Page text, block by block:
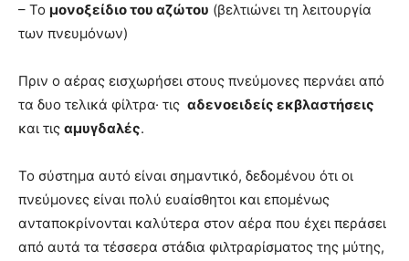
– Το μονοξείδιο του αζώτου (βελτιώνει τη λειτουργία
των πνευμόνων)
Πριν ο αέρας εισχωρήσει στους πνεύμονες περνάει από
τα δυο τελικά φίλτρα· τις αδενοειδείς εκβλαστήσεις
και τις αμυγδαλές.
Το σύστημα αυτό είναι σημαντικό, δεδομένου ότι οι
πνεύμονες είναι πολύ ευαίσθητοι και επομένως
ανταποκρίνονται καλύτερα στον αέρα που έχει περάσει
από αυτά τα τέσσερα στάδια φιλτραρίσματος της μύτης,